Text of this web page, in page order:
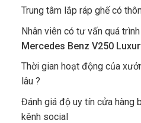
Trung tâm lắp ráp ghế có
Nhân viên có tư vấn quá trình
Mercedes Benz V250
Thời gian hoạt động của
lâu ?
Đánh giá độ uy tín cửa hàng
kênh social